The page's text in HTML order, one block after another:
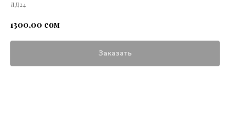
ДД24
1300,00 сом
Заказать